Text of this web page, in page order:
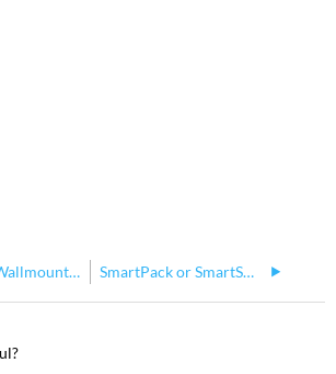
SmartPack Wallmount Serial Number Location SmartPack or SmartSwitch station buttons light up when pressed, but no lights turn on